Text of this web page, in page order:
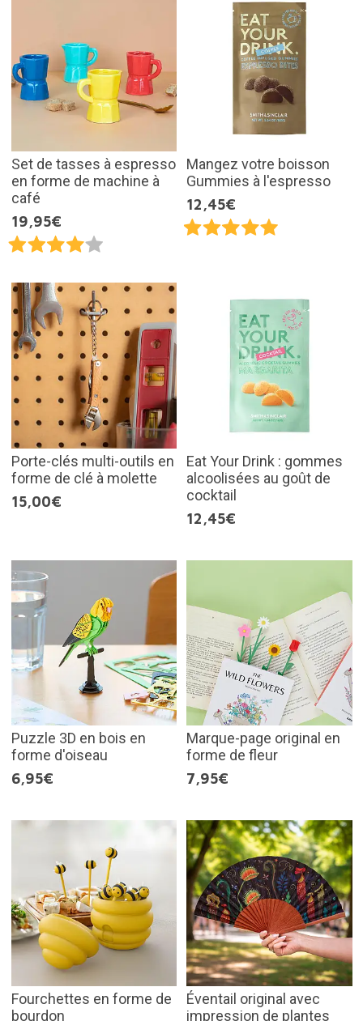
Set de tasses à espresso
en forme de machine à
café
19,95€
Mangez votre boisson
Gummies à l'espresso
12,45€
Porte-clés multi-outils en
forme de clé à molette
15,00€
Eat Your Drink : gommes
alcoolisées au goût de
cocktail
12,45€
Puzzle 3D en bois en
forme d'oiseau
6,95€
Marque-page original en
forme de fleur
7,95€
Fourchettes en forme de
bourdon
Éventail original avec
impression de plantes